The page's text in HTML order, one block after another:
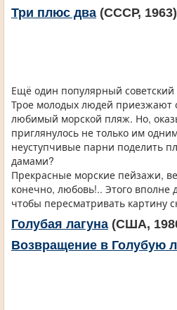
Три плюс два (СССР, 1963)
Ещё один популярный
Трое молодых людей приезжают
любимый морской пляж. Но,
приглянулось не только им
неуступчивые парни поделить
дамами?
Прекрасные морские пейзажи,
конечно, любовь!.. Этого вполне
чтобы пересматривать картину
Голубая лагуна (США,
Возвращение в Голубую